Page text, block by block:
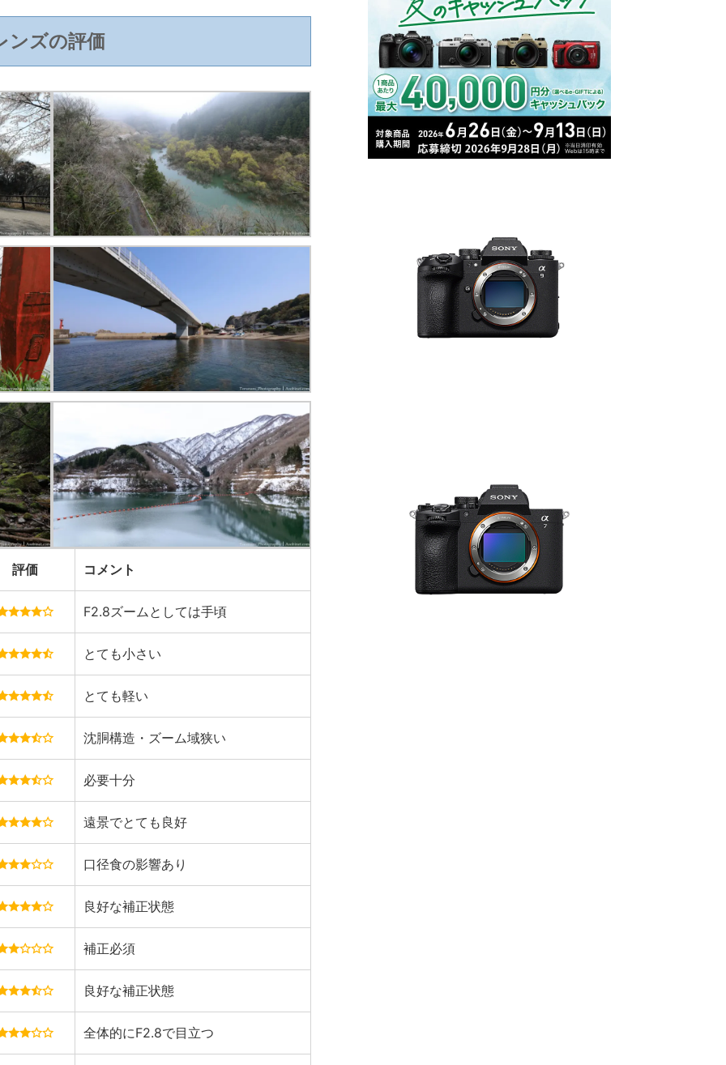
ンズの評価
評価 コメント
F2.8ズームとしては手頃
とても小さい
とても軽い
沈胴構造・ズーム域狭い
必要十分
遠景でとても良好
口径食の影響あり
良好な補正状態
補正必須
良好な補正状態
全体的にF2.8で目立つ